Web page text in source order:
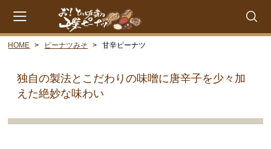
CATEGORY
千葉県産落花生
HOME ピーナツみそ 甘辛ピーナツ
独自の製法とこだわりの味噌に唐辛子を少々加
えた絶妙な味わい